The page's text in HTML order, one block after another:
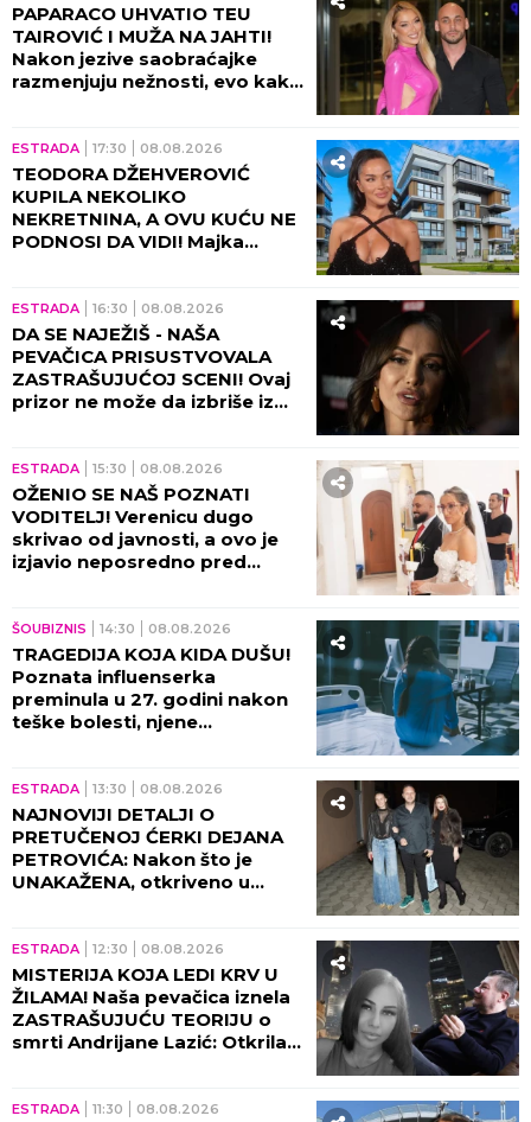
PAPARACO UHVATIO TEU
TAIROVIĆ I MUŽA NA JAHTI!
Nakon jezive saobraćajke
razmenjuju nežnosti, evo kako
ESTRADA 17:30 08.08.2026
TEODORA DŽEHVEROVIĆ
KUPILA NEKOLIKO
NEKRETNINA, A OVU KUĆU NE
PODNOSI DA VIDI! Majka
ESTRADA 16:30 08.08.2026
DA SE NAJEŽIŠ - NAŠA
PEVAČICA PRISUSTVOVALA
ZASTRAŠUJUĆOJ SCENI! Ovaj
prizor ne može da izbriše iz
ESTRADA 15:30 08.08.2026
OŽENIO SE NAŠ POZNATI
VODITELJ! Verenicu dugo
skrivao od javnosti, a ovo je
izjavio neposredno pred
ŠOUBIZNIS 14:30 08.08.2026
TRAGEDIJA KOJA KIDA DUŠU!
Poznata influenserka
preminula u 27. godini nakon
teške bolesti, njene
ESTRADA 13:30 08.08.2026
NAJNOVIJI DETALJI O
PRETUČENOJ ĆERKI DEJANA
PETROVIĆA: Nakon što je
UNAKAŽENA, otkriveno u
ESTRADA 12:30 08.08.2026
MISTERIJA KOJA LEDI KRV U
ŽILAMA! Naša pevačica iznela
ZASTRAŠUJUĆU TEORIJU o
smrti Andrijane Lazić: Otkrila
ESTRADA 11:30 08.08.2026